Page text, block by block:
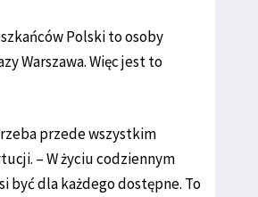
Polski to osoby
Warszawa. Więc jest to
przede wszystkim
– W życiu codziennym
być dla każdego dostępne. To